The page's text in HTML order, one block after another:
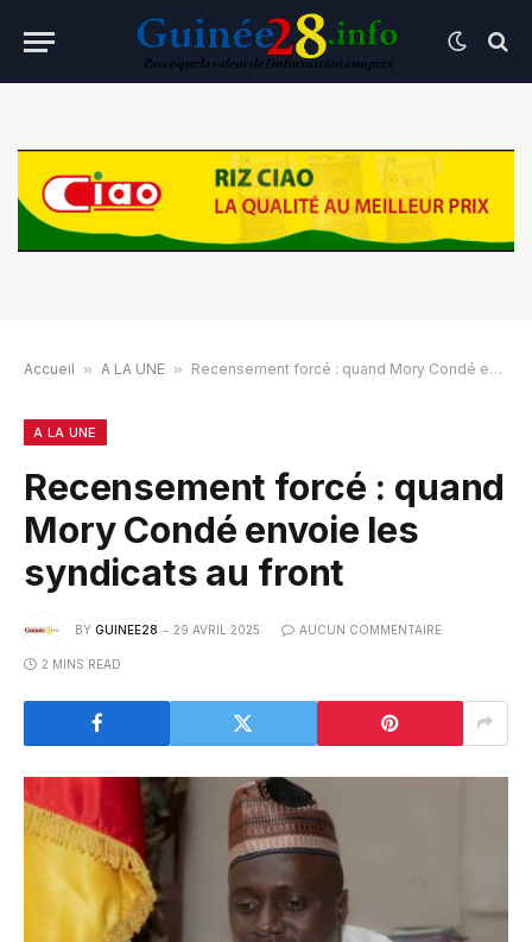
Accueil » A LA UNE » Recensement forcé : quand Mory Condé envoie les syndicats au front
A LA UNE
Recensement forcé : quand
Mory Condé envoie les
syndicats au front
BY GUINEE28 29 AVRIL 2025 AUCUN COMMENTAIRE
2 MINS READ